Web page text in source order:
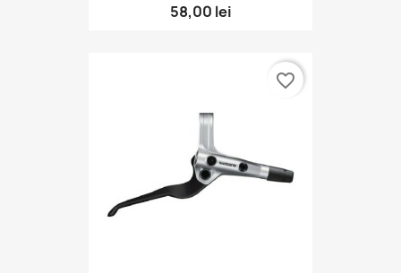
58,00 lei
favorite_border